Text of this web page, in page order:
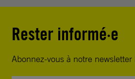
Rester informé·e
Abonnez-vous à notre newsletter